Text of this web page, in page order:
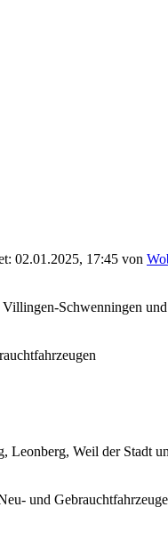
02.01.2025, 17:45 von
Schwenningen
Leonberg, Weil der Stadt
und